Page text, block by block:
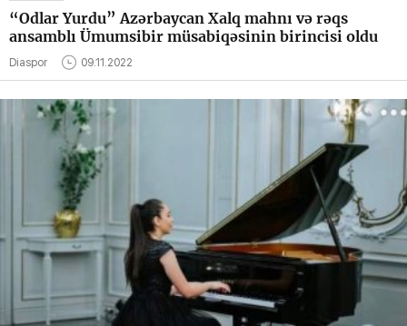
“Odlar Yurdu” Azərbaycan Xalq mahnı və rəqs
ansamblı Ümumsibir müsabiqəsinin birincisi oldu
Diaspor 09.11.2022